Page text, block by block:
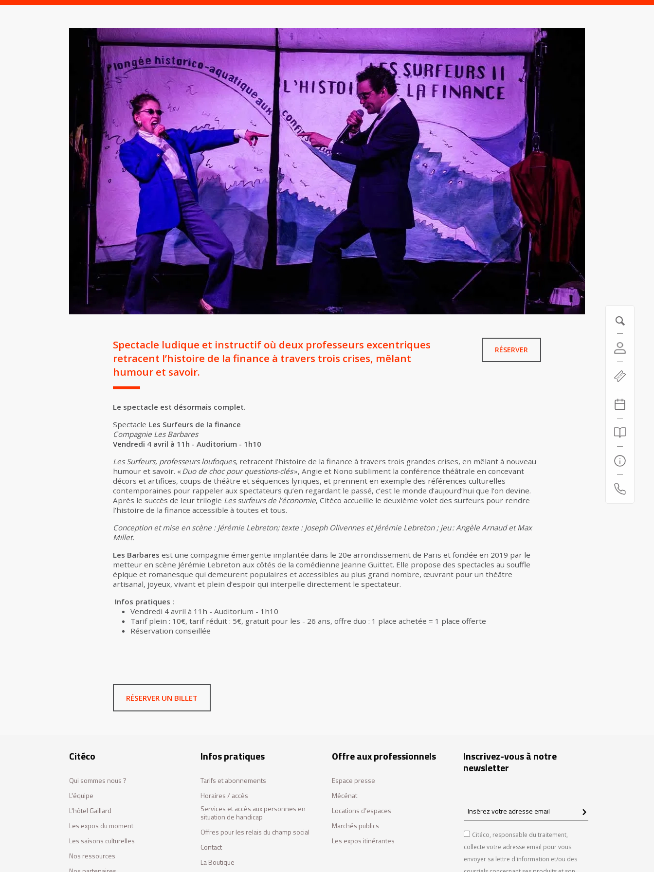
Spectacle ludique et instructif où deux professeurs excentriques
retracent l’histoire de la finance à travers trois crises, mêlant
humour et savoir.
RÉSERVER
Le spectacle est désormais complet.
Spectacle Les Surfeurs de la finance
Compagnie Les Barbares
Vendredi 4 avril à 11h - Auditorium - 1h10
Les Surfeurs, professeurs loufoques, retracent l’histoire de la finance à travers trois grandes crises, en mêlant à nouveau
humour et savoir. «Duo de choc pour questions-clés», Angie et Nono subliment la conférence théâtrale en concevant
décors et artifices, coups de théâtre et séquences lyriques, et prennent en exemple des références culturelles
contemporaines pour rappeler aux spectateurs qu’en regardant le passé, c’est le monde d’aujourd’hui que l’on devine.
Après le succès de leur trilogie Les surfeurs de l’économie, Citéco accueille le deuxième volet des surfeurs pour rendre
l’histoire de la finance accessible à toutes et tous.
Conception et mise en scène : Jérémie Lebreton; texte : Joseph Olivennes et Jérémie Lebreton ; jeu : Angèle Arnaud et Max
Millet.
Les Barbares est une compagnie émergente implantée dans le 20e arrondissement de Paris et fondée en 2019 par le
metteur en scène Jérémie Lebreton aux côtés de la comédienne Jeanne Guittet. Elle propose des spectacles au souffle
épique et romanesque qui demeurent populaires et accessibles au plus grand nombre, œuvrant pour un théâtre
artisanal, joyeux, vivant et plein d’espoir qui interpelle directement le spectateur.
Infos pratiques :
Vendredi 4 avril à 11h - Auditorium - 1h10
Tarif plein : 10€, tarif réduit : 5€, gratuit pour les - 26 ans, offre duo : 1 place achetée = 1 place offerte
Réservation conseillée
RÉSERVER UN BILLET
Citéco
Qui sommes nous ?
L'équipe
L'hôtel Gaillard
Les expos du moment
Les saisons culturelles
Nos ressources
Infos pratiques
Tarifs et abonnements
Horaires / accès
Services et accès aux personnes en
situation de handicap
Offres pour les relais du champ social
Contact
La Boutique
Offre aux professionnels
Espace presse
Mécénat
Locations d’espaces
Marchés publics
Les expos itinérantes
Inscrivez-vous à notre
newsletter
Insérez
votre
adresse
email
Citéco, responsable du traitement,
collecte votre adresse email pour vous
envoyer sa lettre d'information et/ou des